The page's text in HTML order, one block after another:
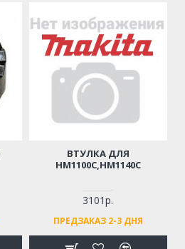
ВТУЛКА ДЛЯ
HM1100C,HM1140C
3101р.
ПРЕДЗАКАЗ 2-3 ДНЯ